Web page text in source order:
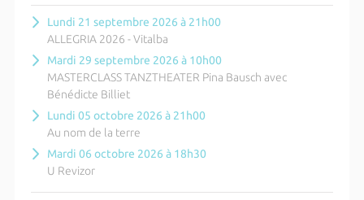
Lundi 21 septembre 2026 à 21h00
ALLEGRIA 2026 - Vitalba
Mardi 29 septembre 2026 à 10h00
MASTERCLASS TANZTHEATER Pina Bausch avec
Bénédicte Billiet
Lundi 05 octobre 2026 à 21h00
Au nom de la terre
Mardi 06 octobre 2026 à 18h30
U Revizor